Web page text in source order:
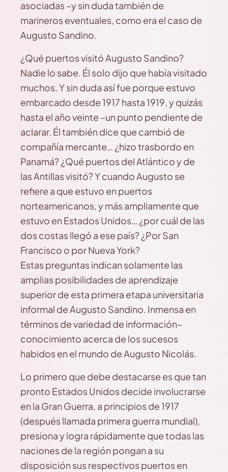
asociadas –y sin duda también de
marineros eventuales, como era el caso de
Augusto Sandino.
¿Qué puertos visitó Augusto Sandino?
Nadie lo sabe. Él solo dijo que había visitado
muchos. Y sin duda así fue porque estuvo
embarcado desde 1917 hasta 1919, y quizás
hasta el año veinte –un punto pendiente de
aclarar. Él también dice que cambió de
compañía mercante… ¿hizo trasbordo en
Panamá? ¿Qué puertos del Atlántico y de
las Antillas visitó? Y cuando Augusto se
refiere a que estuvo en puertos
norteamericanos, y más ampliamente que
estuvo en Estados Unidos… ¿por cuál de las
dos costas llegó a ese país? ¿Por San
Francisco o por Nueva York?
Estas preguntas indican solamente las
amplias posibilidades de aprendizaje
superior de esta primera etapa universitaria
informal de Augusto Sandino. Inmensa en
términos de variedad de información–
conocimiento acerca de los sucesos
habidos en el mundo de Augusto Nicolás.
Lo primero que debe destacarse es que tan
pronto Estados Unidos decide involucrarse
en la Gran Guerra, a principios de 1917
(después llamada primera guerra mundial),
presiona y logra rápidamente que todas las
naciones de la región pongan a su
disposición sus respectivos puertos en